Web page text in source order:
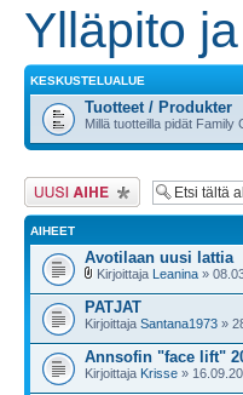
Ylläpito
KESKUSTELUALUE
Tuotteet / Produkter
Millä tuotteilla pidät
Lähetä uusi viesti
AIHEET
Avotilaan uusi lattia
Kirjoittaja Leanina »
PATJAT
Kirjoittaja Santana1973 »
Annsofin "face lift"
Kirjoittaja Krisse »